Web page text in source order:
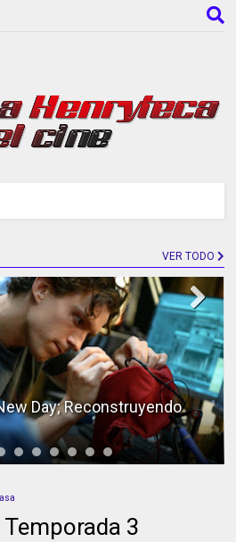
VER TODO
Day; Reconstruyendo
3